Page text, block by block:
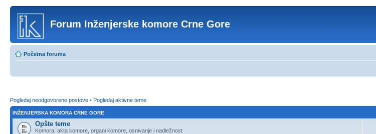
Forum Inženjerske komore Crne Gore
Početna foruma
Pogledaj neodgovorene postove • Pogledaj aktivne teme
INŽENJERSKA KOMORA CRNE GORE
Opšte teme
Komora, akta komore, organi komore, osnivanje i nadležnost